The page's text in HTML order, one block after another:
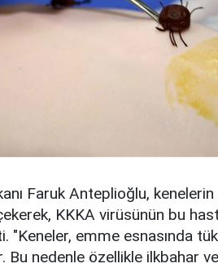
Faruk Anteplioğlu, kenelerin
KKKA virüsünün bu
"Keneler, emme esnasında
Bu nedenle özellikle ilkbahar